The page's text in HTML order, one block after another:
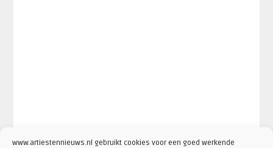
www.artiestennieuws.nl gebruikt cookies voor een goed werkende